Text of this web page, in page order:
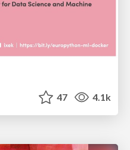
47 4.1k